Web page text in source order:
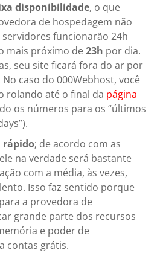
disponibilidade, o que
de hospedagem não
funcionarão 24h
mais próximo de23h por dia.
seu site ficará fora do ar por
caso do 000Webhost, você
rolando até o final da página
os números para os “últimos
rápido; de acordo com as
na verdade será bastante
com a média, às vezes,
Isso faz sentido porque
a provedora de
grande parte dos recursos
e poder de
contas grátis.